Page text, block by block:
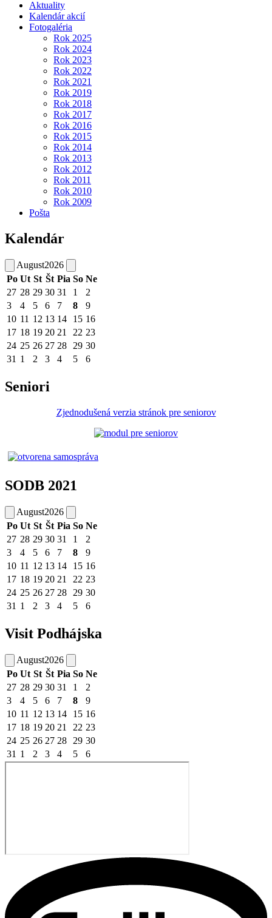
Aktuality
Kalendár akcií
Fotogaléria
Rok 2025
Rok 2024
Rok 2023
Rok 2022
Rok 2021
Rok 2019
Rok 2018
Rok 2017
Rok 2016
Rok 2015
Rok 2014
Rok 2013
Rok 2012
Rok 2011
Rok 2010
Rok 2009
Pošta
Kalendár
August2026
Po Ut St Št Pia So Ne
27 28 29 30 31 1
2
3
4 5 6 7 8
9
10 11 12 13 14 15 16
17 18 19 20 21 22 23
24 25 26 27 28 29 30
31 1 2 3 4 5 6
Seniori
Zjednodušená verzia stránok pre seniorov
SODB 2021
August2026
Po Ut St Št Pia So Ne
27 28 29 30 31 1
2
3
4 5 6 7 8
9
10 11 12 13 14 15 16
17 18 19 20 21 22 23
24 25 26 27 28 29 30
31 1 2 3 4 5 6
Visit Podhájska
August2026
Po Ut St Št Pia So Ne
27 28 29 30 31 1
2
3
4 5 6 7 8
9
10 11 12 13 14 15 16
17 18 19 20 21 22 23
24 25 26 27 28 29 30
31 1 2 3 4 5 6